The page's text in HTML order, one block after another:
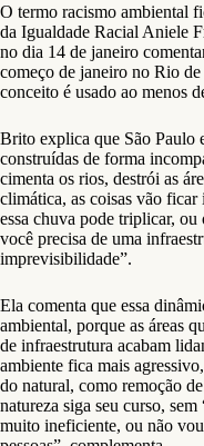
O termo racismo ambiental
da Igualdade Racial Aniele
no dia 14 de janeiro
começo de janeiro no Rio
conceito é usado ao menos
Brito explica que São Paulo
construídas de forma
cimenta os rios, destrói as
climática, as coisas vão
essa chuva pode triplicar,
você precisa de uma
imprevisibilidade”.
Ela comenta que essa
ambiental, porque as áreas
de infraestrutura acabam
ambiente fica mais
do natural, como remoção
natureza siga seu curso,
muito ineficiente, ou não